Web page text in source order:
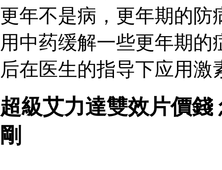
更年不是病，更年期的防
用中药缓解一些更年期
后在医生的指导下应用激
超級艾力達雙效片價
剛